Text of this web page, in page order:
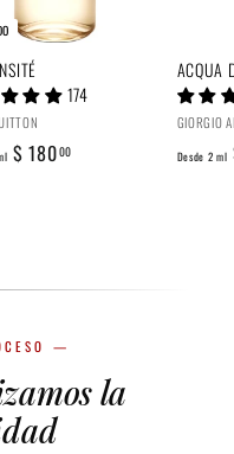
174
$ 18000D
2
$
ACQUA
GIORGIO
Desde 2 ml
—
la